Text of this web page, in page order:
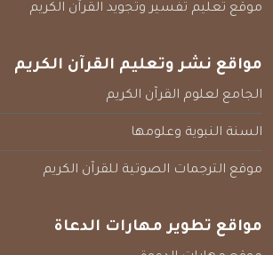
موقع تعليم تفسير وتجويد القرآن الكريم
مواقع نشر وتعليم القرآن الكريم
الجامع لعلوم القرآن الكريم
السنة النبوية وعلومها
موقع الترجمات الصوتية للقرآن الكريم
مواقع تطوير مهارات الدعاة